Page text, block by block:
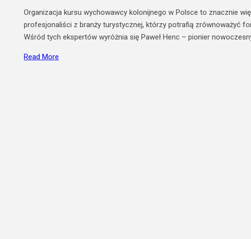
Organizacja kursu wychowawcy kolonijnego w Polsce to znacznie
profesjonaliści z branży turystycznej, którzy potrafią zrównoważyć
Wśród tych ekspertów wyróżnia się Paweł Henc – pionier
Read More